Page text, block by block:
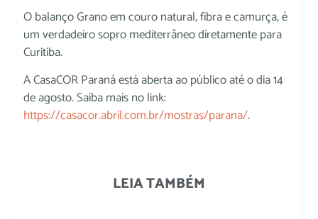
O balanço Grano em couro natural, fibra e camurça, é
um verdadeiro sopro mediterrâneo diretamente para
Curitiba.
A CasaCOR Paraná está aberta ao público até o dia 14
de agosto. Saiba mais no link:
https://casacor.abril.com.br/mostras/parana/.
LEIA TAMBÉM